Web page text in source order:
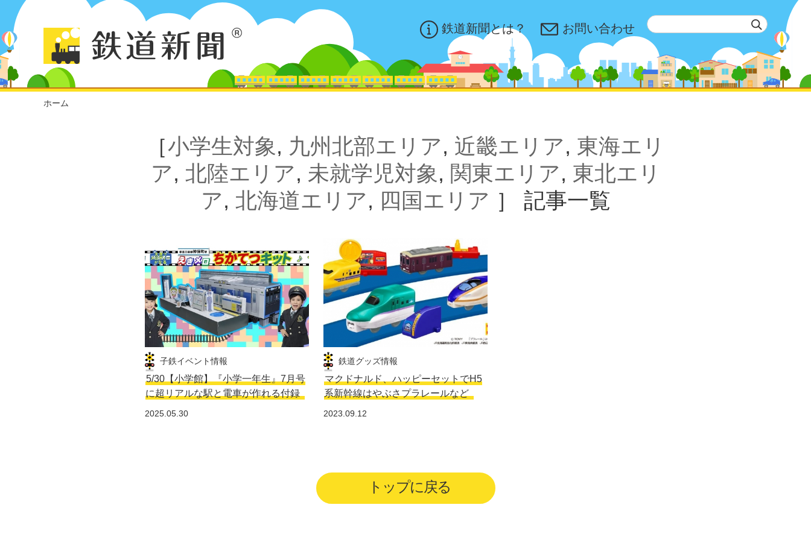
鉄道新聞とは？ お問い合わせ
ホーム
［小学生対象, 九州北部エリア, 近畿エリア, 東海エリ
ア, 北陸エリア, 未就学児対象, 関東エリア, 東北エリ
ア, 北海道エリア, 四国エリア ］ 記事一覧
子鉄イベント情報
5/30【小学館】『小学一年生』7月号
に超リアルな駅と電車が作れる付録
2025.05.30
鉄道グッズ情報
マクドナルド、ハッピーセットでH5
系新幹線はやぶさプラレールなど
2023.09.12
トップに戻る